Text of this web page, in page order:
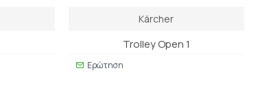
Kärcher
Trolley Open 1
Ερώτηση